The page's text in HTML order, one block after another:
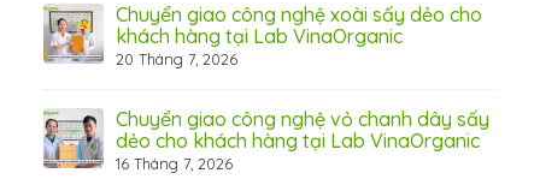
Chuyển giao công nghệ xoài sấy dẻo cho
khách hàng tại Lab VinaOrganic
20 Tháng 7, 2026
Chuyển giao công nghệ vỏ chanh dây sấy
dẻo cho khách hàng tại Lab VinaOrganic
16 Tháng 7, 2026